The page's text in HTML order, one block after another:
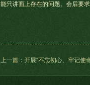
能只讲面上存在的问题。会后要
上一篇：开展“不忘初心、牢记使